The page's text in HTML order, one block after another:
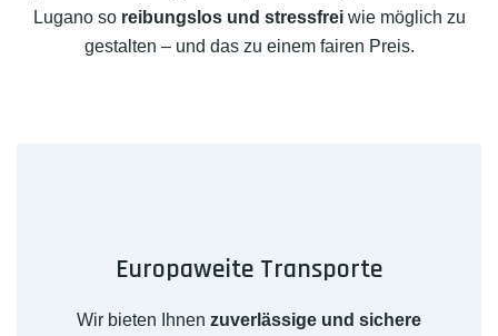
Lugano so reibungslos und stressfreiwie möglich zu
gestalten – und das zu einem fairen Preis.
Europaweite Transporte
Wir bieten Ihnen zuverlässige und sichere